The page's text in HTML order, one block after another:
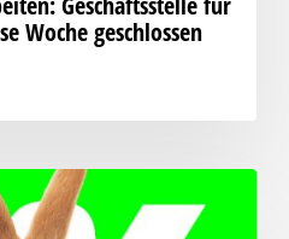
Woche geschlossen